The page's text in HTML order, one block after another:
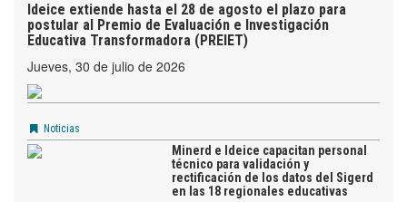
Ideice extiende hasta el 28 de agosto el plazo para
postular al Premio de Evaluación e Investigación
Educativa Transformadora (PREIET)
jueves, 30 de julio de 2026
Noticias
Minerd e Ideice capacitan personal
técnico para validación y
rectificación de los datos del Sigerd
en las 18 regionales educativas